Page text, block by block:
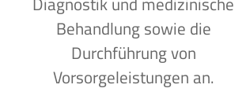
Behandlung sowie die
Durchführung von
Vorsorgeleistungen an.